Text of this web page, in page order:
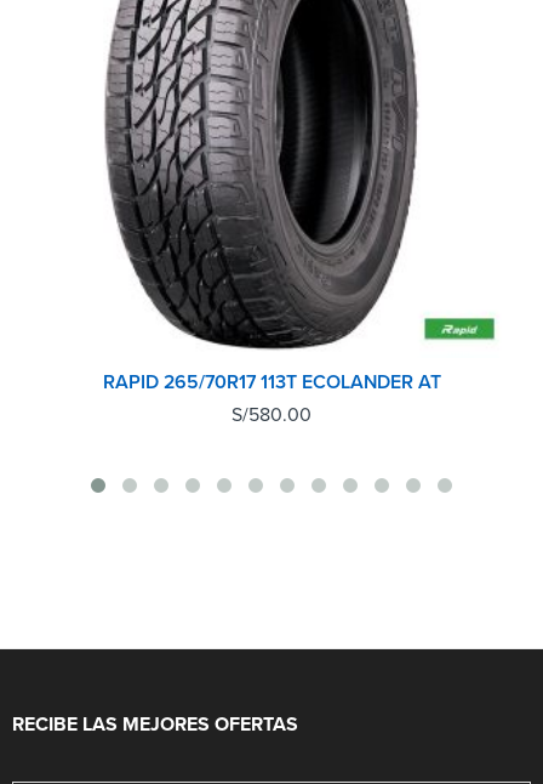
RAPID 265/70R17 113T ECOLANDER AT
S/580.00
RECIBE LAS MEJORES OFERTAS